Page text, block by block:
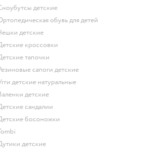
Сноубутсы детские
Ортопедическая обувь для детей
Чешки детские
Детские кроссовки
Детские тапочки
Резиновые сапоги детские
Угги детские натуральные
Валенки детские
Детские сандалии
Детские босоножки
Tombi
Дутики детские